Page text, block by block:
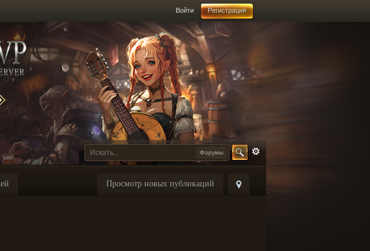
Войти Регистрация
Форумы
Просмотр новых публикаций